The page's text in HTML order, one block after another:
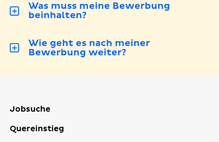
Was muss meine Bewerbung
beinhalten?
Wie geht es nach meiner
Bewerbung weiter?
Jobsuche
Quereinstieg